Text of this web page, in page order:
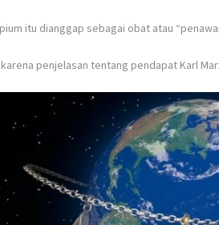
itu dianggap sebagai obat atau
penjelasan tentang pendapat Karl